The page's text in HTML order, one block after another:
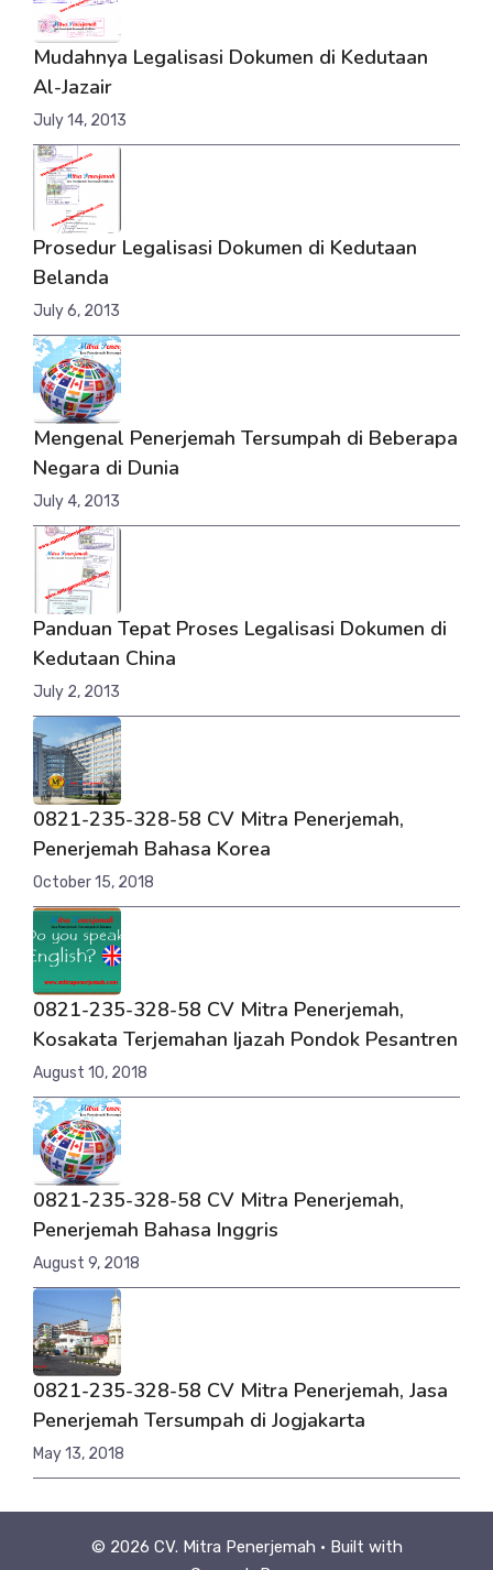
Mudahnya Legalisasi Dokumen di Kedutaan
Al-Jazair
July 14, 2013
Prosedur Legalisasi Dokumen di Kedutaan
Belanda
July 6, 2013
Mengenal Penerjemah Tersumpah di Beberapa
Negara di Dunia
July 4, 2013
Panduan Tepat Proses Legalisasi Dokumen di
Kedutaan China
July 2, 2013
0821-235-328-58 CV Mitra Penerjemah,
Penerjemah Bahasa Korea
October 15, 2018
0821-235-328-58 CV Mitra Penerjemah,
Kosakata Terjemahan Ijazah Pondok Pesantren
August 10, 2018
0821-235-328-58 CV Mitra Penerjemah,
Penerjemah Bahasa Inggris
August 9, 2018
0821-235-328-58 CV Mitra Penerjemah, Jasa
Penerjemah Tersumpah di Jogjakarta
May 13, 2018
© 2026 CV. Mitra Penerjemah • Built with